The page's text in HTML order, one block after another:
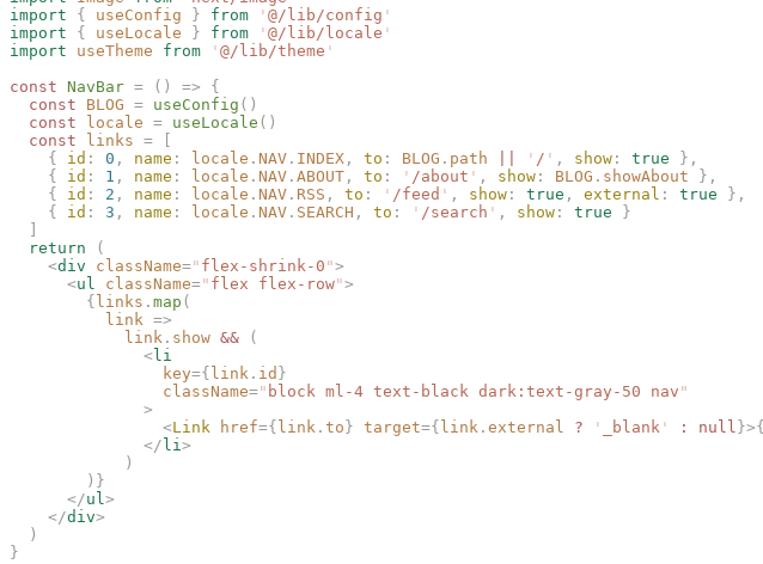
import { useConfig } from ' @/lib/config '
import { useLocale } from ' @/lib/locale '
import useTheme from ' @/lib/theme '
const NavBar = () => {
  const
BLOG = useConfig ()
  const
locale = useLocale ()
  const
links =
    {
id : 0 , name : locale . NAV . INDEX , to : BLOG . path ' / ' , show : true },
    {
id : 1 , name : locale . NAV . ABOUT , to : ' /about ' , show : BLOG . showAbout },
    {
id : 2 , name : locale . NAV . RSS , to : ' /feed ' , show : true , external : true },
    {
id : 3 , name : locale . NAV . SEARCH , to : ' /search ' , show : true }
  return
(
    <
div className=" flex-shrink-0 ">
      <
ul className=" flex flex-row">
        {
links . map (
          link
=>
            link
. show && (
              <
li
                key
={ link . id }
                className
=" block ml-4 text-black dark:text-gray-50 nav "
              >
                <
Link href={ link . to } target={ link . external ? ' _blank ' : null }>{
              </
li>
            )
        )}
      </
ul>
    </
div>
  )
}